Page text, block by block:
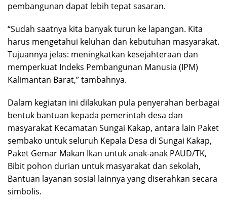
pembangunan dapat lebih tepat sasaran.
“Sudah saatnya kita banyak turun ke lapangan. Kita
harus mengetahui keluhan dan kebutuhan masyarakat.
Tujuannya jelas: meningkatkan kesejahteraan dan
memperkuat Indeks Pembangunan Manusia (IPM)
Kalimantan Barat,” tambahnya.
Dalam kegiatan ini dilakukan pula penyerahan berbagai
bentuk bantuan kepada pemerintah desa dan
masyarakat Kecamatan Sungai Kakap, antara lain Paket
sembako untuk seluruh Kepala Desa di Sungai Kakap,
Paket Gemar Makan Ikan untuk anak-anak PAUD/TK,
Bibit pohon durian untuk masyarakat dan sekolah,
Bantuan layanan sosial lainnya yang diserahkan secara
simbolis.